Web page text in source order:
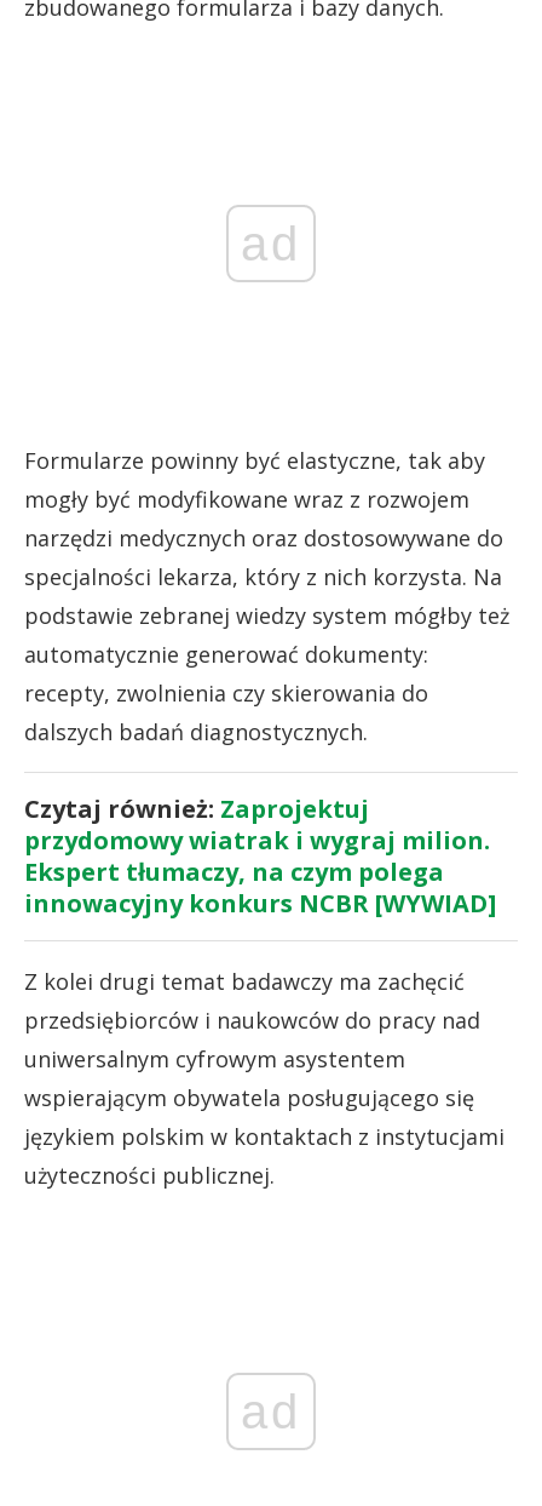
zbudowanego formularza i bazy danych.
ad
Formularze powinny być elastyczne, tak aby
mogły być modyfikowane wraz z rozwojem
narzędzi medycznych oraz dostosowywane do
specjalności lekarza, który z nich korzysta. Na
podstawie zebranej wiedzy system mógłby też
automatycznie generować dokumenty:
recepty, zwolnienia czy skierowania do
dalszych badań diagnostycznych.
Czytaj również: Zaprojektuj
przydomowy wiatrak i wygraj milion.
Ekspert tłumaczy, na czym polega
innowacyjny konkurs NCBR [WYWIAD]
Z kolei drugi temat badawczy ma zachęcić
przedsiębiorców i naukowców do pracy nad
uniwersalnym cyfrowym asystentem
wspierającym obywatela posługującego się
językiem polskim w kontaktach z instytucjami
użyteczności publicznej.
ad